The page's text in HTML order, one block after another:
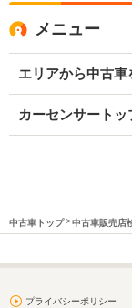
メニュー
エリアから中古車
カーセンサートッ
中古車トップ 中古車販売店
プライバシーポリシー